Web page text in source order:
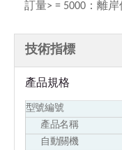
訂量> = 5000： 離岸
技術指標
產品規格
型號編號
產品名稱
自動關機